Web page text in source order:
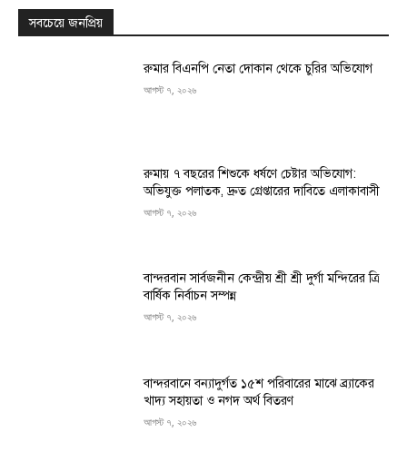
সবচেয়ে জনপ্রিয়
রুমার বিএনপি নেতা দোকান থেকে চুরির অভিযোগ
আগস্ট ৭, ২০২৬
রুমায় ৭ বছরের শিশুকে ধর্ষণে চেষ্টার অভিযোগ:
অভিযুক্ত পলাতক, দ্রুত গ্রেপ্তারের দাবিতে এলাকাবাসী
আগস্ট ৭, ২০২৬
বান্দরবান সার্বজনীন কেন্দ্রীয় শ্রী শ্রী দুর্গা মন্দিরের ত্রি
বার্ষিক নির্বাচন সম্পন্ন
আগস্ট ৭, ২০২৬
বান্দরবানে বন্যাদুর্গত ১৫শ পরিবারের মাঝে ব্র্যাকের
খাদ্য সহায়তা ও নগদ অর্থ বিতরণ
আগস্ট ৭, ২০২৬